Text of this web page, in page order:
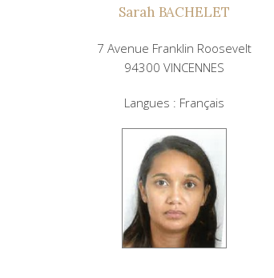
Sarah BACHELET
7 Avenue Franklin Roosevelt
94300 VINCENNES
Langues : Français